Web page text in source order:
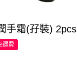
手霜(孖裝) 2pcs
運費